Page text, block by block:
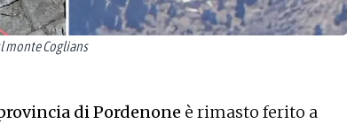
monte Coglians
di Pordenone è rimasto ferito a